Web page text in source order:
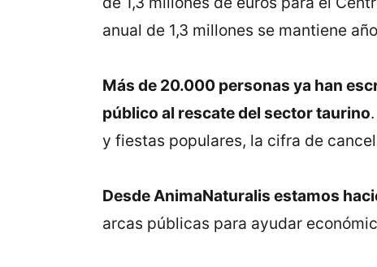
anual de 1,3 millones se mantiene
Más de 20.000 personas ya han
público al rescate del sector taurino
y fiestas populares, la cifra de
Desde AnimaNaturalis estamos
arcas públicas para ayudar